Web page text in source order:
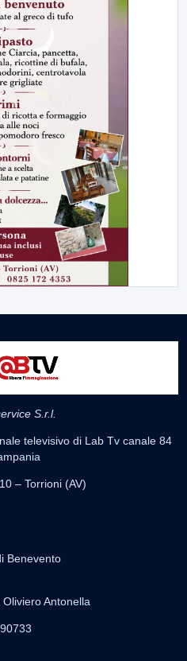
S.r.l.
televisivo di Lab Tv canale 84
– Torrioni (AV)
Benevento
Antonella